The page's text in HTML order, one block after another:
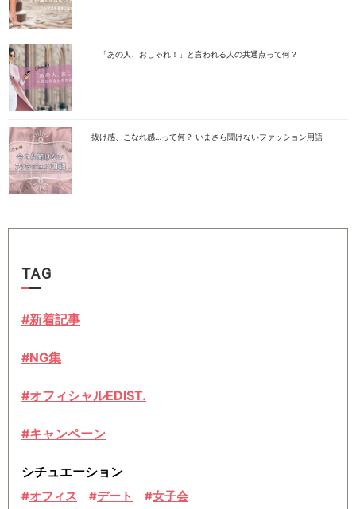
「あの人、おしゃれ！」と言われる人の共通点って何？
抜け感、こなれ感…って何？ いまさら聞けないファッション用語
TAG
#新着記事
#NG集
#オフィシャルEDIST.
#キャンペーン
シチュエーション
オフィス デート 女子会